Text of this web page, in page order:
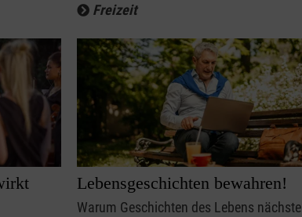
Freizeit
Lebensgeschichten bewahren!
Warum Geschichten des Lebens nächste